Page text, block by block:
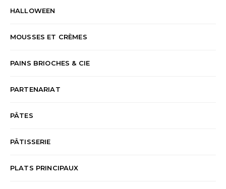
HALLOWEEN
MOUSSES ET CRÈMES
PAINS BRIOCHES & CIE
PARTENARIAT
PÂTES
PÂTISSERIE
PLATS PRINCIPAUX